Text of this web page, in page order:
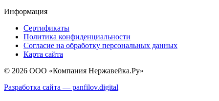
Информация
Сертификаты
Политика конфиденциальности
Согласие на обработку персональных данных
Карта сайта
© 2026 ООО «Компания Нержавейка.Ру»
Разработка сайта — panfilov.digital